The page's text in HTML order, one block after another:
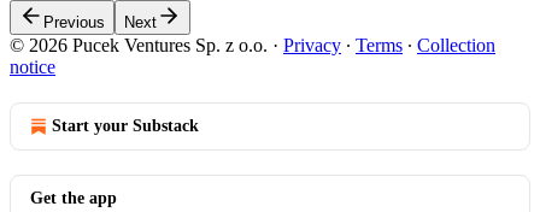
Previous Next
© 2026 Pucek Ventures Sp. z o.o. · Privacy ∙ Terms ∙ Collection
notice
Start your Substack
Get the app